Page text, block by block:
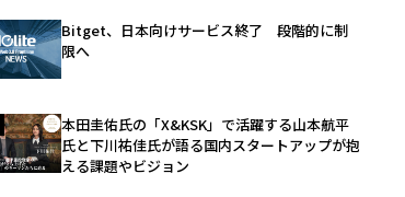
Bitget、日本向けサービス終了 段階的に制
限へ
本田圭佑氏の「X&KSK」で活躍する山本航平
氏と下川祐佳氏が語る国内スタートアップが抱
える課題やビジョン